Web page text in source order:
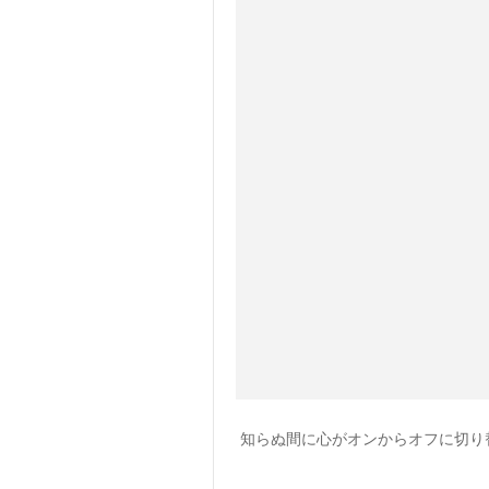
知らぬ間に心がオンからオフに切り